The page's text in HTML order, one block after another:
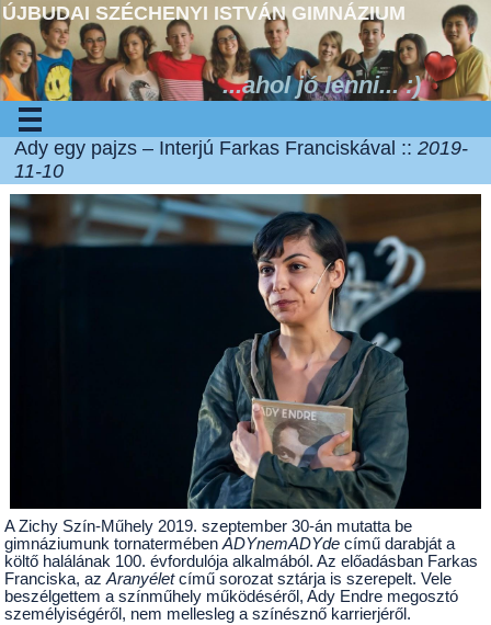
ÚJBUDAI SZÉCHENYI ISTVÁN GIMNÁZIUM
...ahol jó lenni... :)
Ady egy pajzs – Interjú Farkas Franciskával ::2019-
11-10
A Zichy Szín-Műhely 2019. szeptember 30-án mutatta be
gimnáziumunk tornatermébenADYnemADYde című darabját a
költő halálának 100. évfordulója alkalmából. Az előadásban Farkas
Franciska, azAranyéletcímű sorozat sztárja is szerepelt. Vele
beszélgettem a színműhely működéséről, Ady Endre megosztó
személyiségéről, nem mellesleg a színésznő karrierjéről.